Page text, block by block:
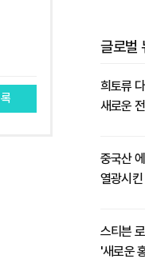
글로벌
희토류
새로운
중국산
열광시킨
스티븐
'새로운